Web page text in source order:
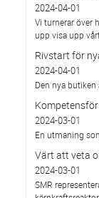
2024-04-01
Vi turnerar över
upp visa upp
Rivstart för
2024-04-01
Den nya
2024-03-01
En utmaning
Värt att veta
2024-03-01
SMR